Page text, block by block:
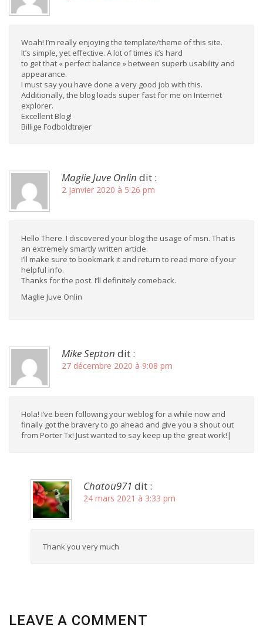
Woah! I’m really enjoying the template/theme of this site.
It’s simple, yet effective. A lot of times it’s hard
to get that « perfect balance » between superb usability and
appearance.
I must say you have done a very good job with this.
Additionally, the blog loads super fast for me on Internet
explorer.
Excellent Blog!
Billige Fodboldtrøjer
Maglie Juve Onlin dit :
2 janvier 2020 à 5:26 pm
Hello There. I discovered your blog the usage of msn. That is
an extremely smartly written article.
I’ll make sure to bookmark it and return to read more of your
helpful info.
Thanks for the post. I’ll definitely comeback.
Maglie Juve Onlin
Mike Septon dit :
27 décembre 2020 à 9:08 pm
Hola! I’ve been following your weblog for a while now and
finally got the bravery to go ahead and give you a shout out
from Porter Tx! Just wanted to say keep up the great work!|
Chatou971 dit :
24 mars 2021 à 3:33 pm
Thank you very much
LEAVE A COMMENT